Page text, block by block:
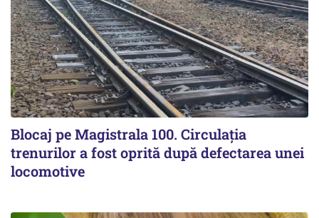
Blocaj pe Magistrala 100. Circulația
trenurilor a fost oprită după defectarea unei
locomotive